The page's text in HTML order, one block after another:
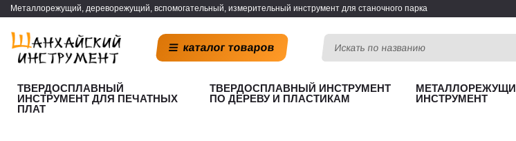
Металлорежущий, дереворежущий, вспомогательный, измерительный инструмент для станочного парка
каталог товаров
ТВЕРДОСПЛАВНЫЙ
ИНСТРУМЕНТ ДЛЯ ПЕЧАТНЫХ
ПЛАТ
ТВЕРДОСПЛАВНЫЙ ИНСТРУМЕНТ
ПО ДЕРЕВУ И ПЛАСТИКАМ
ИНСТРУМЕНТ